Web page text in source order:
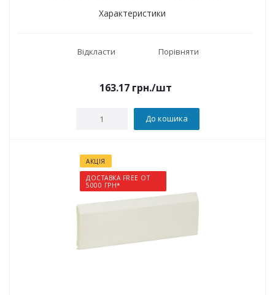
Характеристики
Відкласти Порівняти
163.17грн./шт
До кошика
АКЦІЯ
ДОСТАВКА FREE ОТ
5000 ГРН*